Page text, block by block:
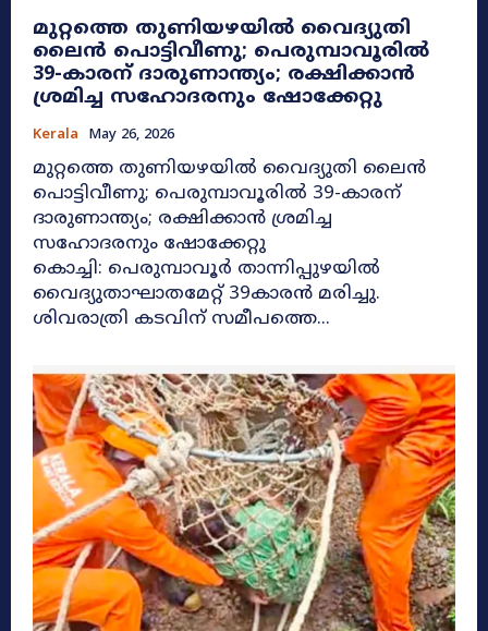
മുറ്റത്തെ തുണിയഴയിൽ വൈദ്യുതി
ലൈൻ പൊട്ടിവീണു; പെരുമ്പാവൂരിൽ
39-കാരന് ദാരുണാന്ത്യം; രക്ഷിക്കാൻ
ശ്രമിച്ച സഹോദരനും ഷോക്കേറ്റു
Kerala May 26, 2026
മുറ്റത്തെ തുണിയഴയിൽ വൈദ്യുതി ലൈൻ
പൊട്ടിവീണു; പെരുമ്പാവൂരിൽ 39-കാരന്
ദാരുണാന്ത്യം; രക്ഷിക്കാൻ ശ്രമിച്ച
സഹോദരനും ഷോക്കേറ്റു
കൊച്ചി: പെരുമ്പാവൂർ താന്നിപ്പുഴയിൽ
വൈദ്യുതാഘാതമേറ്റ് 39കാരൻ മരിച്ചു.
ശിവരാത്രി കടവിന് സമീപത്തെ...